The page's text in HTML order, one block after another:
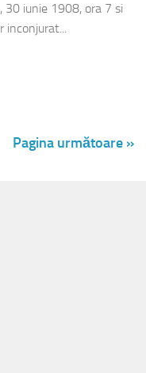
30 iunie 1908, ora 7 si
inconjurat...
Pagina următoare »